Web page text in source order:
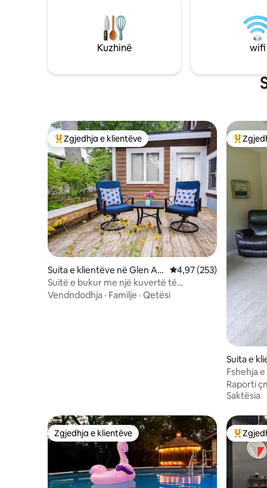
vendet e muzikës live, kantinat e verës,
Parku Shtetëror, restorantet dhe shumë
të tjera! Le të jetë suita ime shtëpia jote e
MINs
në
në
Kuzhinë wifi
Më të mirat e zgjedhjeve të klientëve
Zgjedhja e klientëve
Suita e klientëve në Glen Ar
bor
Vlerësimi mesatar 4,97
4,97 (253)
Suitë e bukur me një kuvertë të
mahnitshme në M22
Vendndodhja · Familje · Qetësi
Më të
Suita e
a
Fshehja
Raporti
Saktësia
Zgjedhja e klientëve
Zgjedhja e klientëve Më të